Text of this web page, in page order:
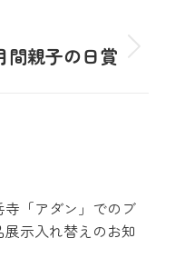
間親子の日賞
寺「アダン」でのブ
展示入れ替えのお知